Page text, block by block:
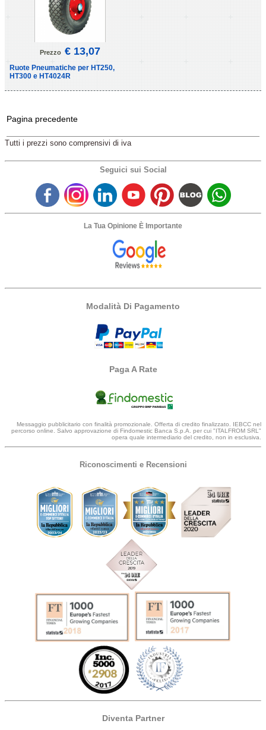
Prezzo € 13,07
Ruote Pneumatiche per HT250,
HT300 e HT4024R
Pagina precedente
Tutti i prezzi sono comprensivi di iva
Seguici sui Social
La Tua Opinione È Importante
Modalità Di Pagamento
Paga A Rate
Messaggio pubblicitario con finalità promozionale. Offerta di credito finalizzato. IEBCC nel
percorso online. Salvo approvazione di Findomestic Banca S.p.A. per cui "ITALFROM SRL"
opera quale intermediario del credito, non in esclusiva.
Riconoscimenti e Recensioni
Diventa Partner